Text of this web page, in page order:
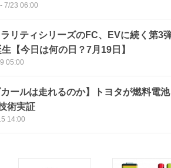
- 7/23 06:00
リティシリーズのFC、EVに続く第3
【今日は何の日？7月19日】
05:00
カールは走れるのか】トヨタが燃料電
術実証
14:00